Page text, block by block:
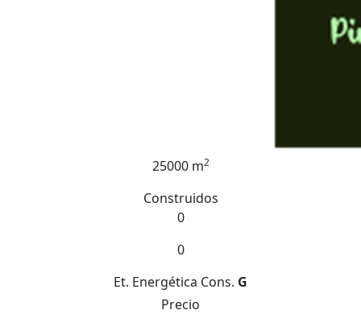
25000 m2
Construidos
0
0
Et. Energética Cons. G
Precio